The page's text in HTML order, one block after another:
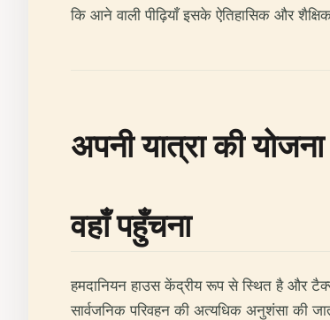
कि आने वाली पीढ़ियाँ इसके ऐतिहासिक और
अपनी यात्रा की योजना
वहाँ पहुँचना
हमदानियन हाउस केंद्रीय रूप से स्थित है और
सार्वजनिक परिवहन की अत्यधिक अनुशंसा की